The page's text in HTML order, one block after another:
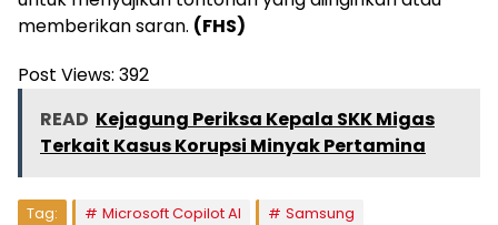
memberikan saran. (FHS)
Post Views: 392
READ Kejagung Periksa Kepala SKK Migas
Terkait Kasus Korupsi Minyak Pertamina
Tag: Microsoft Copilot AI Samsung